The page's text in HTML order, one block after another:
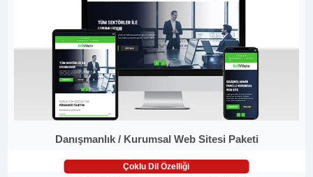
Danışmanlık / Kurumsal Web Sitesi Paketi
Çoklu Dil Özelliği